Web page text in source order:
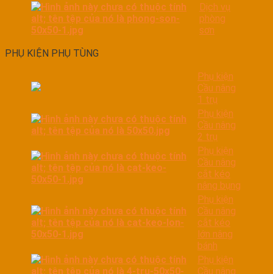
Dịch vụ
phòng
sơn
PHỤ KIỆN PHỤ TÙNG
Phụ kiện
Cầu nâng
1 trụ
Phụ kiện
Cầu nâng
2 trụ
Phụ kiện
Cầu nâng
cắt kéo
nâng bụng
Phụ kiện
Cầu nâng
cắt kéo
lớn nâng
bánh
Phụ kiện
Cầu nâng